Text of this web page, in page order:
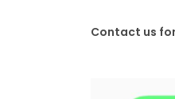
Contact us